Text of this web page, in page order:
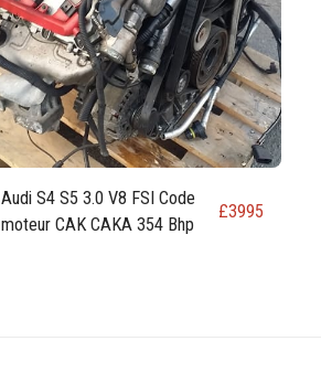
Audi S4 S5 3.0 V8 FSI Code
moteur CAK CAKA 354 Bhp
£3995